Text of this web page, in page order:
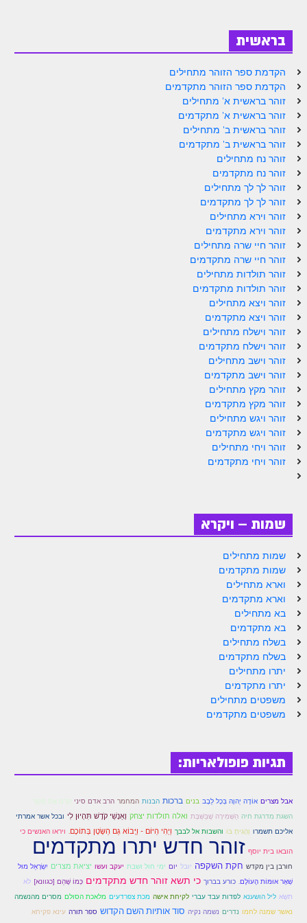
ספר הזוהר בראשית ב' מתחילים
ספר הזוהר בראשית ב' מתקדמים
ספר הזוהר נח מתחילים
ספר הזוהר נח מתקדמים
ספר הזוהר לך לך מתחילים
ספר הזוהר לך לך מתקדמים
ספר הזוהר וירא מתחילים
ספר הזוהר וירא מתקדמים
ספר הזוהר חיי שרה מתחילים
ספר הזוהר חיי שרה מתקדמים
ספר הזוהר תולדות מתחילים
ספר הזוהר ויצא מתחילים
ספר הזוהר ויצא מתקדמים
ספר הזוהר וישלח מתחילים
הזוהר הקדוש וישלח מתקדמים
הזוהר הקדוש וישב מתחילים
הזוהר הקדוש וישב מתקדמים
הזוהר הקדוש מקץ מתקדמים
הזוהר הקדוש ויגש מתחילים
הזוהר הקדוש ויחי מתחילים
הזוהר הקדוש ויחי מתקדמים
ספר הזוהר – שמות
הזוהר הקדוש שמות מתחילים
הזוהר הקדוש שמות מתקדמים
הזוהר הקדוש וארא מתחילים
הזוהר הקדוש בא מתחילים
הזוהר הקדוש בשלח מתחילים
הזוהר הקדוש בשלח מתקדמים
הזוהר הקדוש יתרו מתחילים
הזוהר הקדוש יתרו מתקדמים
בראשית
הקדמת ספר הזוהר מתחילים
הקדמת ספר הזוהר מתקדמים
זוהר בראשית א' מתחילים
זוהר בראשית א' מתקדמים
זוהר בראשית ב' מתחילים
זוהר בראשית ב' מתקדמים
זוהר נח מתחילים
זוהר נח מתקדמים
זוהר לך לך מתחילים
זוהר לך לך מתקדמים
זוהר וירא מתחילים
זוהר וירא מתקדמים
זוהר חיי שרה מתחילים
זוהר חיי שרה מתקדמים
זוהר תולדות מתחילים
זוהר תולדות מתקדמים
זוהר ויצא מתחילים
זוהר ויצא מתקדמים
זוהר וישלח מתחילים
זוהר וישלח מתקדמים
זוהר וישב מתחילים
זוהר וישב מתקדמים
זוהר מקץ מתחילים
זוהר מקץ מתקדמים
זוהר ויגש מתחילים
זוהר ויגש מתקדמים
זוהר ויחי מתחילים
זוהר ויחי מתקדמים
שמות – ויקרא
שמות מתחילים
שמות מתקדמים
וארא מתחילים
וארא מתקדמים
בא מתחילים
בא מתקדמים
בשלח מתחילים
בשלח מתקדמים
יתרו מתחילים
יתרו מתקדמים
משפטים מתחילים
משפטים מתקדמים
תגיות פופולאריות:
אבל מצרים אוֹדֶה יְהוָה בְּכָל לֵבָב בנים ברכות הבנות המחמר הרב אדם סיני
הָרֵם אֶת מַטְּךָ
השגת מדרגת חיה הַשְּׁמִירָה שֶׁבַּשַּׁבָּת ואלה תולדות יצחק וְאַנְשֵׁי קֹדֶשׁ תִּהְיוּן לִי ובכל אשר אמרתי
אליכם תשמרו וְהָגִיתָ בּוֹ והשבות אל לבבך וַיְהִי הַיּוֹם - וַיָּבוֹא גַם הַשָּׂטָן בְּתוֹכָם. ויראו האנשים כי
הובאו בית יוסף זוהר חדש יתרו מתקדמים
חורבן בין מקדש חקת השקפה יובל יום ימי חול ושבת יעקב ועשו יציאת מצרים יִשְׂרָאֵל מוּל
שְׁאָר אוּמּוֹת הָעוֹלָם. כורע בברוך כי תשא זוהר חדש מתקדמים כְּמוֹ שֶּׁהֵם [כגוונא] לֹא
תִשָּׂא ליל הושענא לפדות עבד עברי לקיחת אישה מכת צפרדעים מלאכת הסולם מסרים מהנשמה
נאשר שמנה לחמו נדרים נשמה נקיה סוד אותיות השם הקדוש ספר תורה עינא פקיחא